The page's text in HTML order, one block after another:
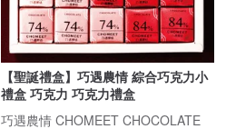
【聖誕禮盒】巧遇農情 綜合巧克力小
禮盒 巧克力 巧克力禮盒
巧遇農情 CHOMEET CHOCOLATE